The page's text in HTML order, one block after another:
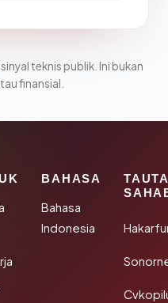
teknis publik. Ini bukan
finansial.
BAHASA
Bahasa
Indonesia